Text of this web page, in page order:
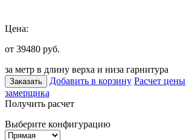
Цена:
от 39480 руб.
за метр в длину верха и низа гарнитура
Заказать Добавить в корзину Расчет цены
замерщика
Получить расчет
Выберите конфигурацию